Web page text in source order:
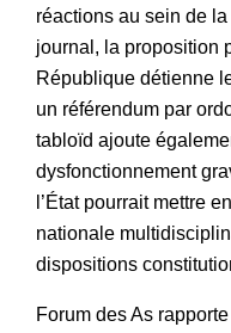
réactions au sein de
journal, la proposition
République détienne
un référendum par
tabloïd ajoute
dysfonctionnement
l’État pourrait mettre
nationale
dispositions
Forum des As